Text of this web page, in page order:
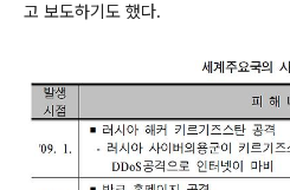
고 보도하기도 했다.